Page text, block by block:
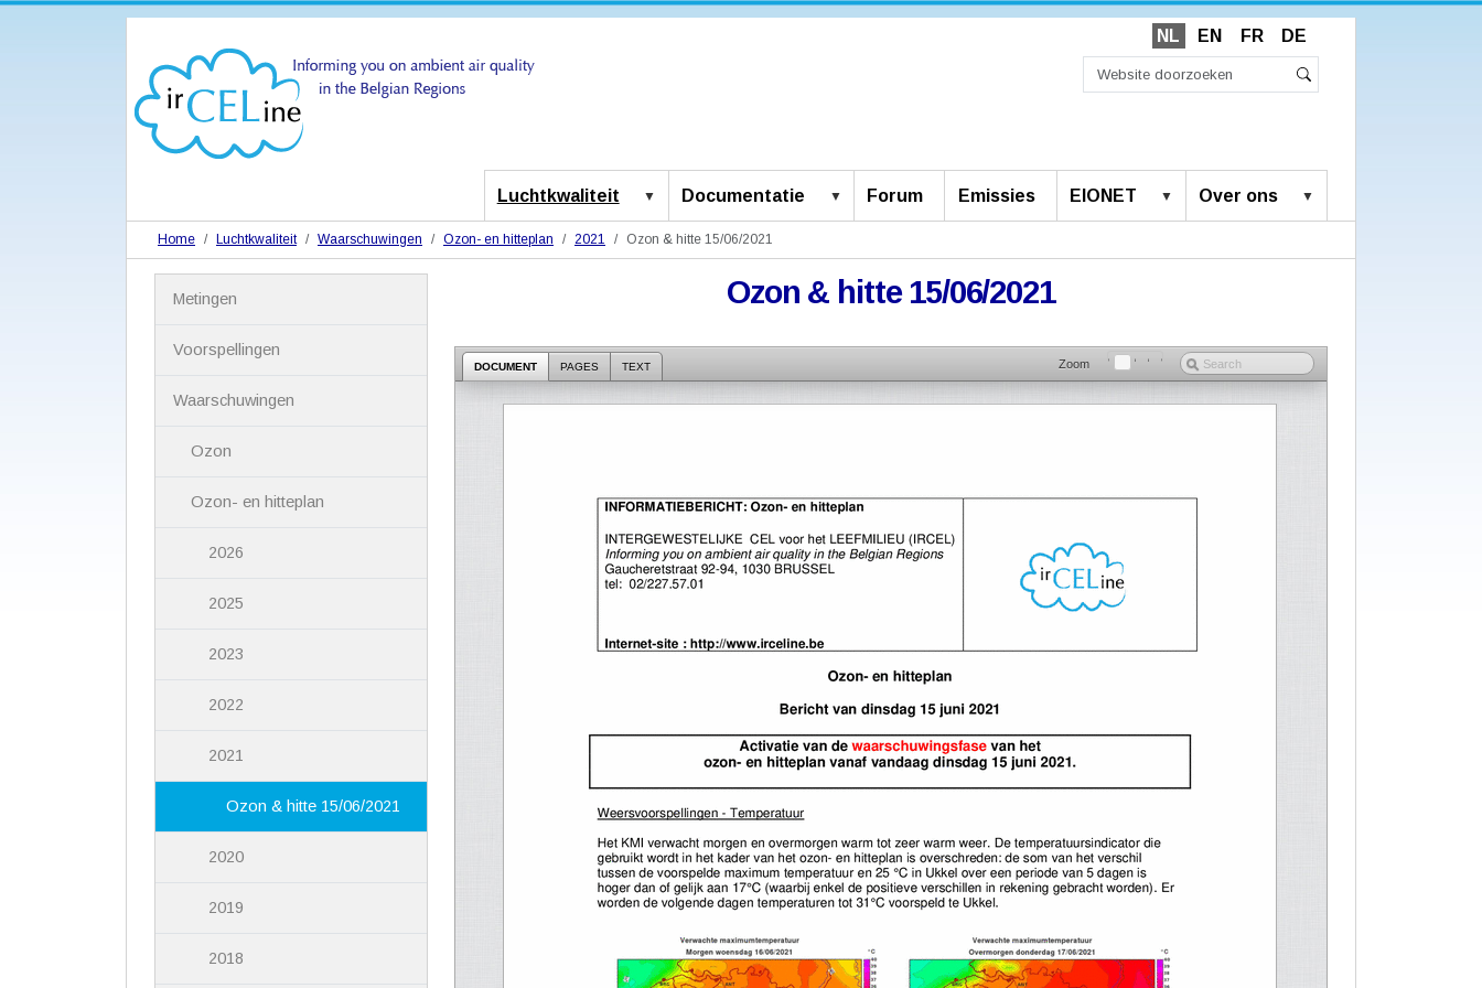
NL EN FR DE
Luchtkwaliteit Documentatie Forum Emissies EIONET Over ons
Home Luchtkwaliteit Waarschuwingen Ozon- en hitteplan 2021 Ozon & hitte 15/06/2021
Ozon & hitte 15/06/2021
DOCUMENT PAGES TEXT Zoom
Metingen
Voorspellingen
Waarschuwingen
Ozon
Ozon- en hitteplan
2026
2025
2023
2022
2021
Ozon & hitte 15/06/2021
2020
2019
2018